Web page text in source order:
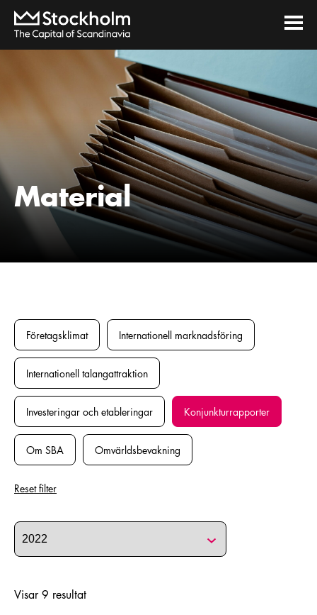
Material
Företagsklimat Internationell marknadsföring
Internationell talangattraktion
Investeringar och etableringar Konjunkturrapporter
Om SBA Omvärldsbevakning
Reset filter
Visar9 resultat